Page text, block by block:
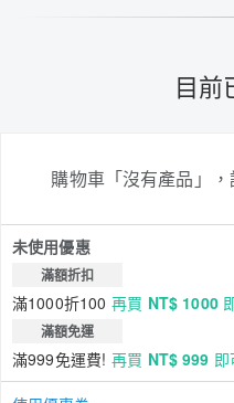
目前
購物車「沒有產品」，
未使用優惠
滿額折扣
滿1000折100 再買 NT$ 1000
滿額免運
滿999免運費! 再買 NT$ 999